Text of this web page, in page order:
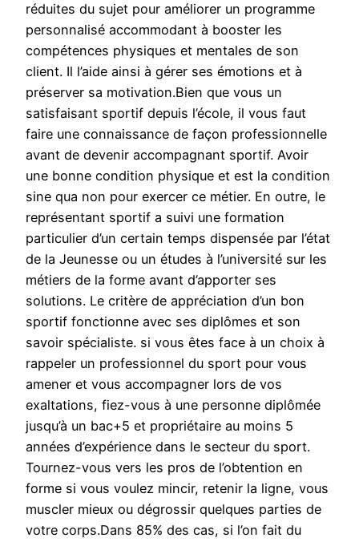
réduites du sujet pour améliorer un programme
personnalisé accommodant à booster les
compétences physiques et mentales de son
client. Il l’aide ainsi à gérer ses émotions et à
préserver sa motivation.Bien que vous un
satisfaisant sportif depuis l’école, il vous faut
faire une connaissance de façon professionnelle
avant de devenir accompagnant sportif. Avoir
une bonne condition physique et est la condition
sine qua non pour exercer ce métier. En outre, le
représentant sportif a suivi une formation
particulier d’un certain temps dispensée par l’état
de la Jeunesse ou un études à l’université sur les
métiers de la forme avant d’apporter ses
solutions. Le critère de appréciation d’un bon
sportif fonctionne avec ses diplômes et son
savoir spécialiste. si vous êtes face à un choix à
rappeler un professionnel du sport pour vous
amener et vous accompagner lors de vos
exaltations, fiez-vous à une personne diplômée
jusqu’à un bac+5 et propriétaire au moins 5
années d’expérience dans le secteur du sport.
Tournez-vous vers les pros de l’obtention en
forme si vous voulez mincir, retenir la ligne, vous
muscler mieux ou dégrossir quelques parties de
votre corps.Dans 85% des cas, si l’on fait du